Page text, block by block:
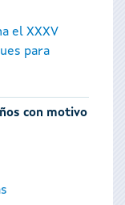
el XXXV
para
con motivo